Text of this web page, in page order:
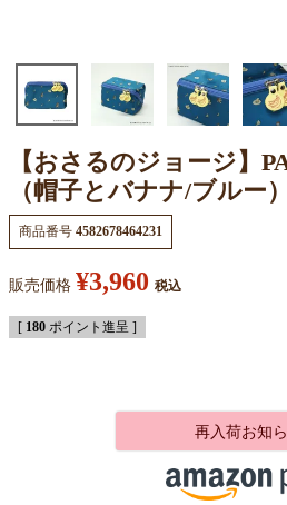
【おさるのジョージ】
（帽子とバナナ/ブルー
商品番号 4582678464231
販売価格 ¥3,960 税込
[ 180 ポイント進呈 ]
再入荷お知